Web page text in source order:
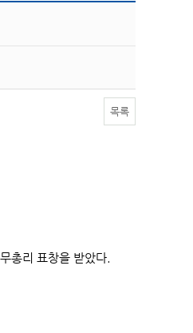
목록
총리 표창을 받았다.